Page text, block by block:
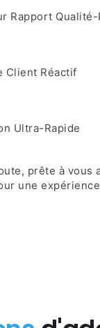
Rapport
Client Réactif
Ultra-Rapide
prête à vous
une expérience